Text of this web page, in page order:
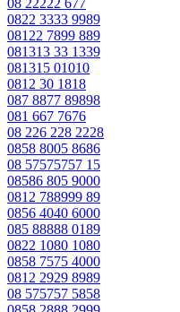
0822 3333 9989
08122 7899 889
081313 33 1339
081315 01010
0812 30 1818
087 8877 89898
081 667 7676
08 226 228 2228
0858 8005 8686
08 57575757 15
08586 805 9000
0812 788999 89
0856 4040 6000
085 88888 0189
0822 1080 1080
0858 7575 4000
0812 2929 8989
08 575757 5858